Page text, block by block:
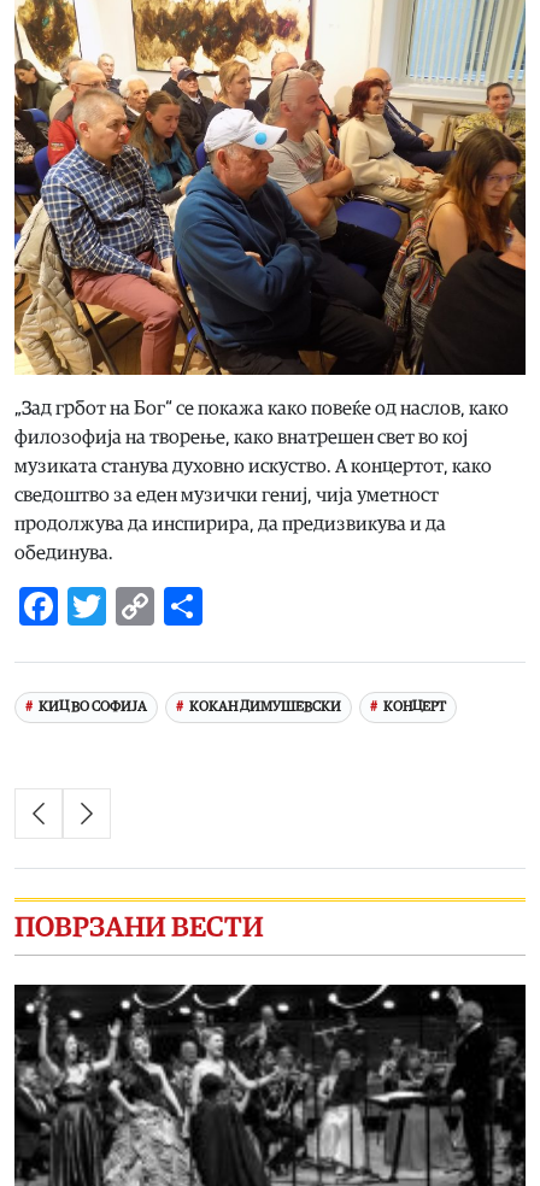
„Зад грбот на Бог“ се покажа како повеќе од наслов, како
филозофија на творење, како внатрешен свет во кој
музиката станува духовно искуство. А концертот, како
сведоштво за еден музички гениј, чија уметност
продолжува да инспирира, да предизвикува и да
обединува.
Facebook
Twitter
Copy
КИЦ ВО СОФИЈА КОКАН ДИМУШЕВСКИ КОНЦЕРТ
ПОВРЗАНИ ВЕСТИ